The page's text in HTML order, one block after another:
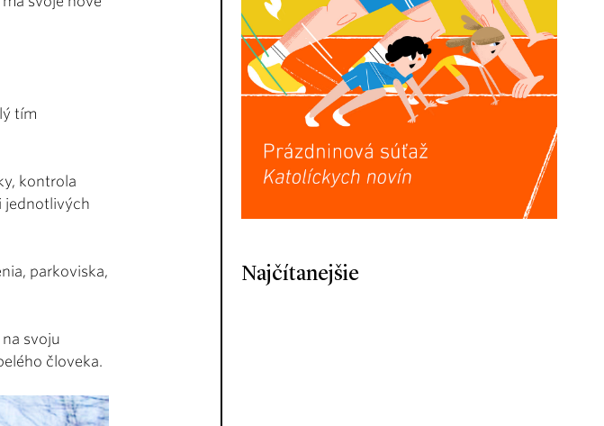
tím
kontrola
jednotlivých
parkoviska,
svoju
človeka.
Najčítanejšie